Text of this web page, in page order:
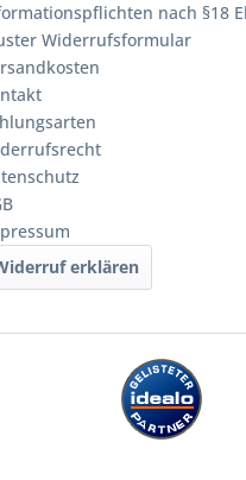
nach §18
Widerrufsformular
erklären